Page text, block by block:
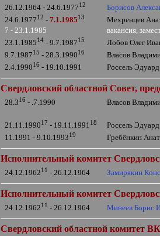
26.12.1964 - 24.6.197712
Борисов
24.6.197712 -7.1.198513
Мехренцев
7 - 23.1.1985
вакансия,
23.1.198514 - 9.7.198715
Лобов Олег
9.7.198715 - 28.3.199016
Власов
2.4.199016 - 19.10.1991 Россель
Свердловский областной Совет,
28.316 - .7.1990 Власов
21.11.199017 - 19.11.199118
Россель
11.1991 - 9.10.199319 Гребёнкин
Исполнительный комитет
24.12.196211 - 26.12.1964 Замирякин
Исполнительный комитет
24.12.196211 - 26.12.1964 Минеев Борис
Свердловский областной комитет